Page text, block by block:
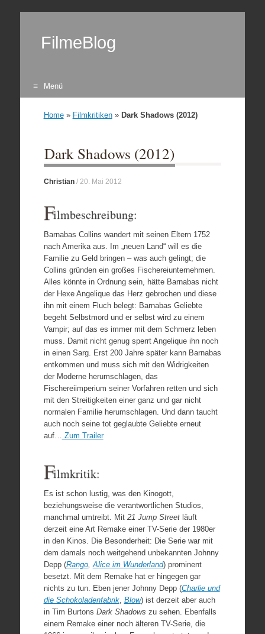
FilmeBlog
Menü
Home» Filmkritiken» Dark Shadows (2012)
Dark Shadows (2012)
Christian/ 20. Mai 2012
Filmbeschreibung:
Barnabas Collins wandert mit seinen Eltern 1752
nach Amerika aus. Im „neuen Land“ will es die
Familie zu Geld bringen – was auch gelingt; die
Collins gründen ein großes Fischereiunternehmen.
Alles könnte in Ordnung sein, hätte Barnabas nicht
der Hexe Angelique das Herz gebrochen und diese
ihn mit einem Fluch belegt: Barnabas Geliebte
begeht Selbstmord und er selbst wird zu einem
Vampir; auf das es immer mit dem Schmerz leben
muss. Damit nicht genug sperrt Angelique ihn noch
in einen Sarg. Erst 200 Jahre später kann Barnabas
entkommen und muss sich mit den Widrigkeiten
der Moderne herumschlagen, das
Fischereiimperium seiner Vorfahren retten und sich
mit den Streitigkeiten einer ganz und gar nicht
normalen Familie herumschlagen. Und dann taucht
auch noch seine tot geglaubte Geliebte erneut
auf…
Zum Trailer
Filmkritik:
Es ist schon lustig, was den Kinogott,
beziehungsweise die verantwortlichen Studios,
manchmal umtreibt. Mit 21 Jump Streetläuft
derzeit eine Art Remake einer TV-Serie der 1980er
in den Kinos. Die Besonderheit: Die Serie war mit
dem damals noch weitgehend unbekannten Johnny
Depp (Rango, Alice im Wunderland) prominent
besetzt. Mit dem Remake hat er hingegen gar
nichts zu tun. Eben jener Johnny Depp (Charlie und
die Schokoladenfabrik, Blow) ist derzeit aber auch
in Tim Burtons Dark Shadows zu sehen. Ebenfalls
einem Remake einer noch älteren TV-Serie, die